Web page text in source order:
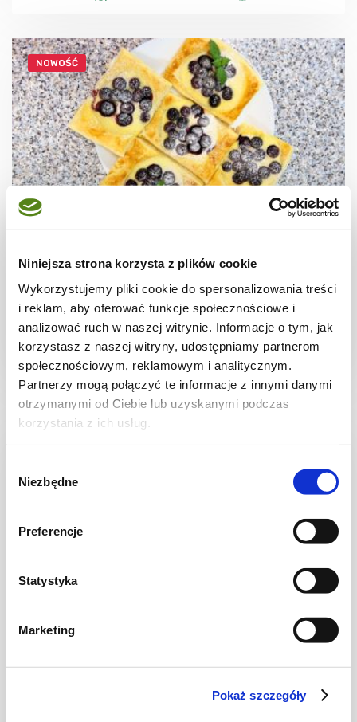
Niniejsza strona korzysta z plików cookie
Wykorzystujemy pliki cookie do spersonalizowania treści
i reklam, aby oferować funkcje społecznościowe i
analizować ruch w naszej witrynie. Informacje o tym, jak
korzystasz z naszej witryny, udostępniamy partnerom
społecznościowym, reklamowym i analitycznym.
Partnerzy mogą połączyć te informacje z innymi danymi
otrzymanymi od Ciebie lub uzyskanymi podczas
korzystania z ich usług.
zgody
Niezbędne
Preferencje
Statystyka
Marketing
Pokaż szczegóły
NOWOŚĆ
Ciastka francuskie z borówkami + film
30 min. 1531 kcal 8
CIASTA I TORTY
frużeliną